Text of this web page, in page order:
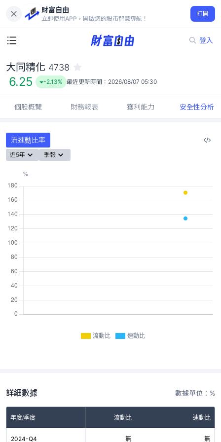
財富自由
立即使用APP，開啟您的股市智慧導航！
打開
登入
6.25
-2.13%
大同精化 4738
6.25 -2.13% 最近更新時間： 2026/08/07 05:30
個股概覽 財務報表 獲利能力 安全性分析
流速動比率
近5年 季報
流動比 速動比
詳細數據 數據單位：%
年度/季度 流動比 速動比
2024-Q4 無 無